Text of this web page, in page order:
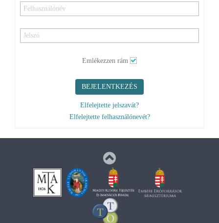
Emlékezzen rám
BEJELENTKEZÉS
Elfelejtette jelszavát?
Elfelejtette felhasználónevét?